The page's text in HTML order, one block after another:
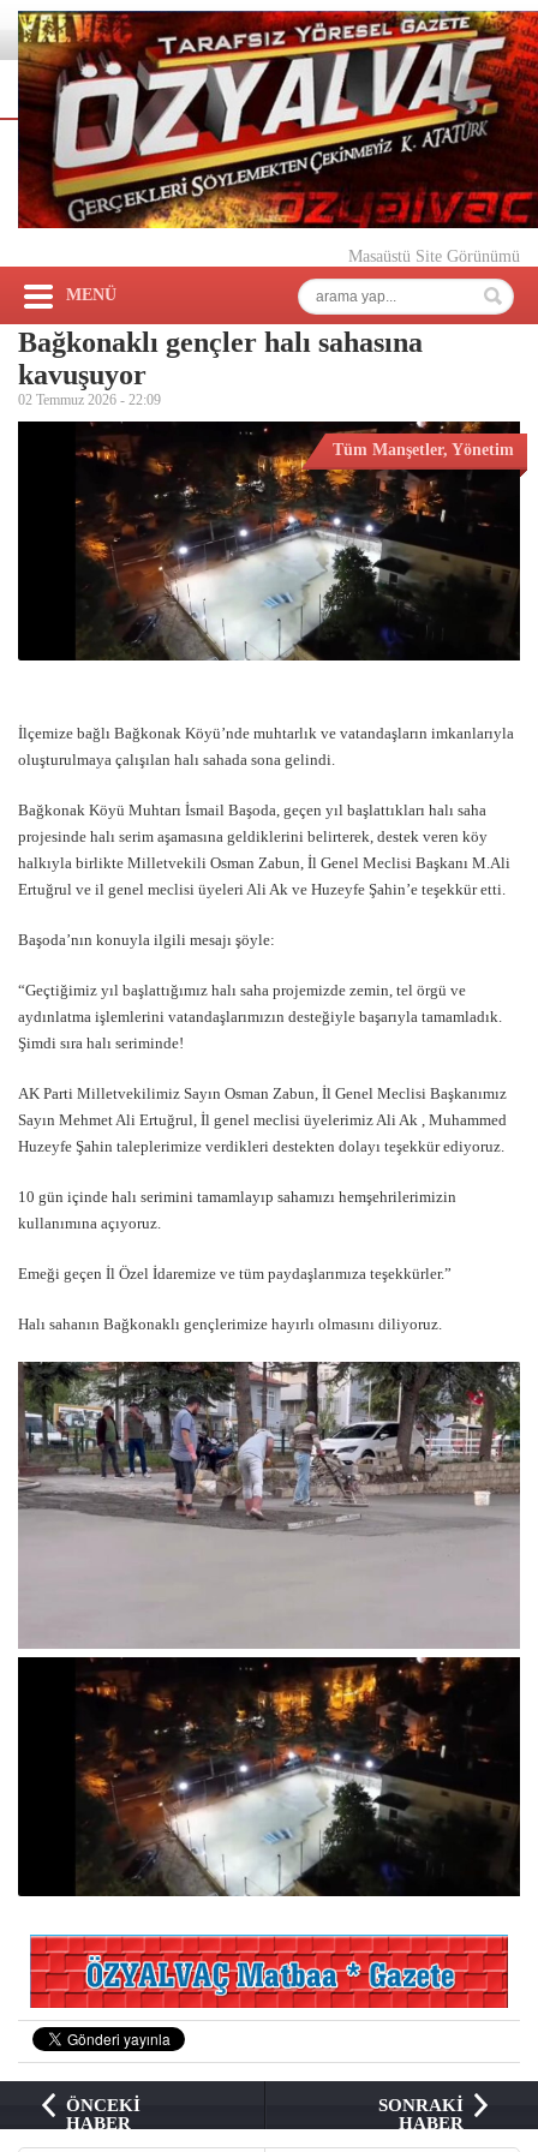
Masaüstü Site Görünümü
MENÜ
Bağkonaklı gençler halı sahasına
kavuşuyor
02 Temmuz 2026 - 22:09
Tüm Manşetler, Yönetim
İlçemize bağlı Bağkonak Köyü’nde muhtarlık ve vatandaşların imkanlarıyla
oluşturulmaya çalışılan halı sahada sona gelindi.
Bağkonak Köyü Muhtarı İsmail Başoda, geçen yıl başlattıkları halı saha
projesinde halı serim aşamasına geldiklerini belirterek, destek veren köy
halkıyla birlikte Milletvekili Osman Zabun, İl Genel Meclisi Başkanı M.Ali
Ertuğrul ve il genel meclisi üyeleri Ali Ak ve Huzeyfe Şahin’e teşekkür etti.
Başoda’nın konuyla ilgili mesajı şöyle:
“Geçtiğimiz yıl başlattığımız halı saha projemizde zemin, tel örgü ve
aydınlatma işlemlerini vatandaşlarımızın desteğiyle başarıyla tamamladık.
Şimdi sıra halı seriminde!
AK Parti Milletvekilimiz Sayın Osman Zabun, İl Genel Meclisi Başkanımız
Sayın Mehmet Ali Ertuğrul, İl genel meclisi üyelerimiz Ali Ak , Muhammed
Huzeyfe Şahin taleplerimize verdikleri destekten dolayı teşekkür ediyoruz.
10 gün içinde halı serimini tamamlayıp sahamızı hemşehrilerimizin
kullanımına açıyoruz.
Emeği geçen İl Özel İdaremize ve tüm paydaşlarımıza teşekkürler.”
Halı sahanın Bağkonaklı gençlerimize hayırlı olmasını diliyoruz.
ÖNCEKİ
HABER
SONRAKİ
HABER